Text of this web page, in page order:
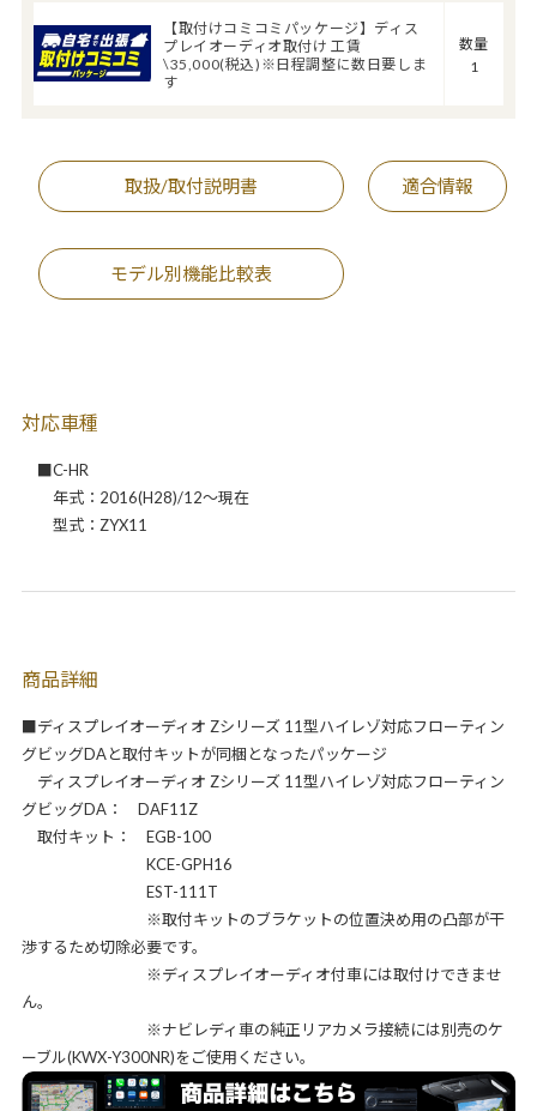
【取付けコミコミパッケージ】ディス
プレイオーディオ取付け 工賃
\35,000(税込)※日程調整に数日要しま
す
数量
1
取扱/取付説明書 適合情報
モデル別機能比較表
対応車種
■C-HR
年式：2016(H28)/12～現在
型式：ZYX11
商品詳細
■ディスプレイオーディオ Zシリーズ 11型ハイレゾ対応フローティン
グビッグDAと取付キットが同梱となったパッケージ
ディスプレイオーディオ Zシリーズ 11型ハイレゾ対応フローティン
グビッグDA： DAF11Z
取付キット： EGB-100
KCE-GPH16
EST-111T
※取付キットのブラケットの位置決め用の凸部が干
渉するため切除必要です。
※ディスプレイオーディオ付車には取付けできませ
ん。
※ナビレディ車の純正リアカメラ接続には別売のケ
ーブル(KWX-Y300NR)をご使用ください。